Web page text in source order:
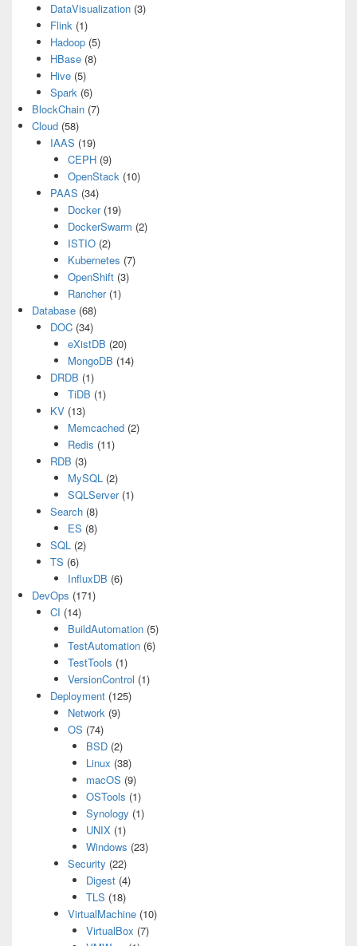
DataVisualization(3)
Flink(1)
Hadoop(5)
HBase(8)
Hive(5)
Spark(6)
BlockChain (7)
Cloud (58)
IAAS (19)
CEPH (9)
OpenStack (10)
PAAS (34)
Docker(19)
DockerSwarm (2)
ISTIO (2)
Kubernetes (7)
OpenShift (3)
Rancher(1)
Database (68)
DOC(34)
eXistDB (20)
MongoDB (14)
DRDB (1)
TiDB (1)
KV(13)
Memcached (2)
Redis (11)
RDB (3)
MySQL (2)
SQLServer(1)
Search(8)
ES (8)
SQL(2)
TS (6)
InfluxDB (6)
DevOps (171)
CI (14)
BuildAutomation (5)
TestAutomation (6)
TestTools (1)
VersionControl (1)
Deployment(125)
Network (9)
OS (74)
BSD(2)
Linux (38)
macOS (9)
OSTools (1)
Synology (1)
UNIX(1)
Windows (23)
Security (22)
Digest(4)
TLS (18)
VirtualMachine (10)
VirtualBox (7)